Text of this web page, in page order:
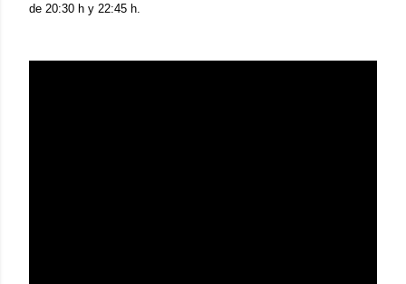
de 20:30 h y 22:45 h.